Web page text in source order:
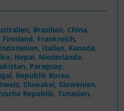
, Brasilien, China,
Finnland, Frankreich,
Indonesien, Italien, Kanada,
, Nepal, Niederlande,
, Paraguay,
, Republik Korea,
, Slowakei, Slowenien,
Republik, Tunesien,